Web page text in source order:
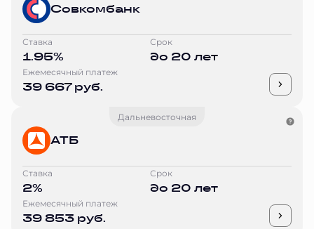
Совкомбанк
Ставка
1.95%
Срок
до 20 лет
Ежемесячный платеж
39 667 руб.
Дальневосточная
АТБ
Ставка
2%
Срок
до 20 лет
Ежемесячный платеж
39 853 руб.